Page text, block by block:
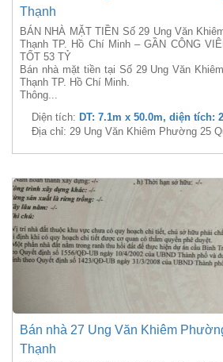
Thạnh
BÁN NHÀ MẶT TIỀN Số 29 Ung Văn
Thạnh TP. Hồ Chí Minh – GẦN CÔNG
TỐT 53 TỶ
Bán nhà mặt tiền tại Số 29 Ung Văn
Thạnh TP. Hồ Chí Minh.
Thông...
Diện tích: DT: 7.1m x 50.0m, diện tích:
Địa chỉ: 29 Ung Văn Khiêm Phường 25
Bán nhà 27 Ung Văn Khiêm
Thạnh